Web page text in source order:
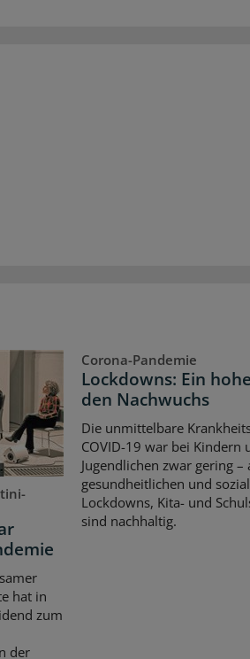
hat in
zum
der
Corona-Pandemie
Lockdowns: Ein
den Nachwuchs
Die unmittelbare
COVID-19 war bei Kindern
Jugendlichen zwar gering –
gesundheitlichen und
Lockdowns, Kita- und
sind nachhaltig.